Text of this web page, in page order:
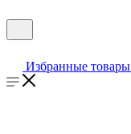
Избранные товары